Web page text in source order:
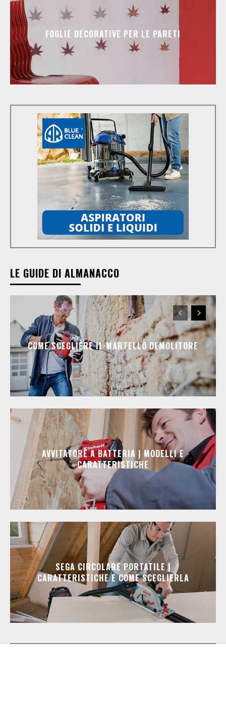
FOGLIE DECORATIVE PER LE PARETI
LE GUIDE DI ALMANACCO
COME SCEGLIERE IL MARTELLO DEMOLITORE
AVVITATORE A BATTERIA | MODELLI E
CARATTERISTICHE
SEGA CIRCOLARE PORTATILE |
CARATTERISTICHE E COME SCEGLIERLA